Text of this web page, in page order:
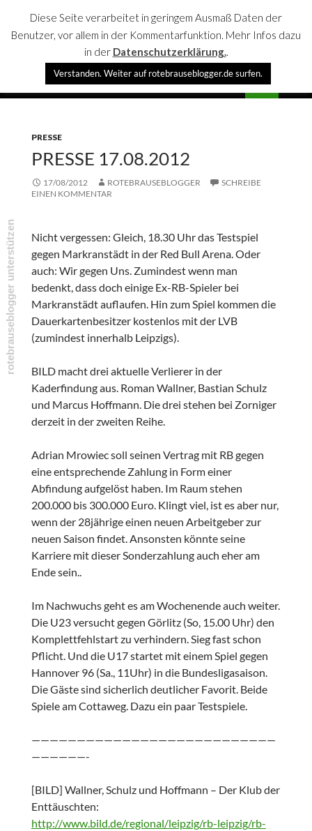
rotebrauseblogger
SPRINGE
PRESSE
PRESSE 17.08.2012
17/08/2012 ROTEBRAUSEBLOGGER
SCHREIBE
EINEN KOMMENTAR
Nicht vergessen: Gleich, 18.30 Uhr das Testspiel
gegen Markranstädt in der Red Bull Arena. Oder
auch: Wir gegen Uns. Zumindest wenn man
bedenkt, dass doch einige Ex-RB-Spieler bei
Markranstädt auflaufen. Hin zum Spiel kommen die
Dauerkartenbesitzer kostenlos mit der LVB
(zumindest innerhalb Leipzigs).
BILD macht drei aktuelle Verlierer in der
Kaderfindung aus. Roman Wallner, Bastian Schulz
und Marcus Hoffmann. Die drei stehen bei Zorniger
derzeit in der zweiten Reihe.
Adrian Mrowiec soll seinen Vertrag mit RB gegen
eine entsprechende Zahlung in Form einer
Abfindung aufgelöst haben. Im Raum stehen
200.000 bis 300.000 Euro. Klingt viel, ist es aber nur,
wenn der 28jährige einen neuen Arbeitgeber zur
neuen Saison findet. Ansonsten könnte seine
Karriere mit dieser Sonderzahlung auch eher am
Ende sein..
Im Nachwuchs geht es am Wochenende auch weiter.
Die U23 versucht gegen Görlitz (So, 15.00 Uhr) den
Komplettfehlstart zu verhindern. Sieg fast schon
Pflicht. Und die U17 startet mit einem Spiel gegen
Hannover 96 (Sa., 11Uhr) in die Bundesligasaison.
Die Gäste sind sicherlich deutlicher Favorit. Beide
Spiele am Cottaweg. Dazu ein paar Testspiele.
———————————————————————————
——————-
[BILD] Wallner, Schulz und Hoffmann – Der Klub der
Enttäuschten:
http://www.bild.de/regional/leipzig/rb-leipzig/rb-
Diese Seite verarbeitet in geringem Ausmaß Daten der
Benutzer, vor allem in der Kommentarfunktion. Mehr Infos dazu
in der Datenschutzerklärung..
Verstanden. Weiter auf rotebrauseblogger.de surfen.
rotebrauseblogger unterstützen